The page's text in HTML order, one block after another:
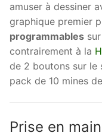
amuser à dessiner
graphique premier
programmables
contrairement à la
de 2 boutons sur
pack de 10 mines
Prise en main